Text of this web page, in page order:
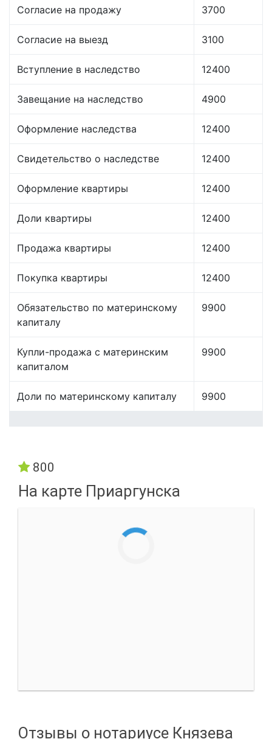
Согласие на продажу 3700
Согласие на выезд 3100
Вступление в наследство 12400
Завещание на наследство 4900
Оформление наследства 12400
Свидетельство о наследстве 12400
Оформление квартиры 12400
Доли квартиры 12400
Продажа квартиры 12400
Покупка квартиры 12400
Обязательство по материнскому
капиталу
9900
Купли-продажа с материнским
капиталом
9900
Доли по материнскому капиталу 9900
800
На карте Приаргунска
Отзывы о нотариусе Князева